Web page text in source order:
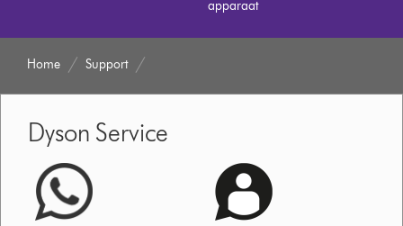
apparaat
Home Support
Dyson Service